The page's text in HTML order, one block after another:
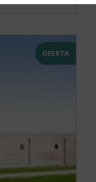
OFERTA